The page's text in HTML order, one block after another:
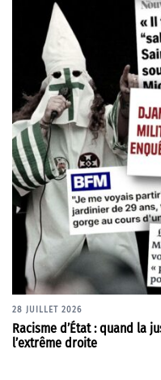
28 JUILLET 2026
Racisme d’État : quand la
l’extrême droite